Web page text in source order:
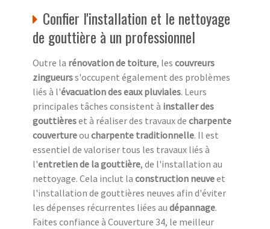
Confier l'installation et le nettoyage
de gouttière à un professionnel
Outre la rénovation de toiture, les couvreurs
zingueurss'occupent également des problèmes
liés à l'évacuation des eaux pluviales. Leurs
principales tâches consistent à installer des
gouttièreset à réaliser des travaux de charpente
couvertureou charpente traditionnelle. Il est
essentiel de valoriser tous les travaux liés à
l'entretien de la gouttière, de l'installation au
nettoyage. Cela inclut la construction neuveet
l'installation de gouttières neuves afin d'éviter
les dépenses récurrentes liées au dépannage.
Faites confiance à Couverture 34, le meilleur